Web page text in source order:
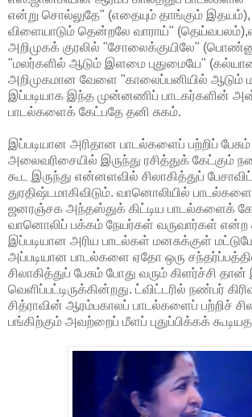
என்று சொல்லுதே" (எதையும் தாங்கும் இதயம்),
விளையாடும் தென்றலே வாராய்"
அறிமுகக் குரலில் "சோலைக்குயிலே" (பொண்ணு
"மலர்களில் ஆடும் இளமை புதுமையே"
அறிமுகமான வேளை "காலைப்பனியில் ஆடும்
இப்படியாக இந்த முன்னணிப் பாடகர்களின்
பாடல்களைக் கேட்பதே தனி சுகம்.
இப்படியான அரிதான பாடல்களைப் பற்றிப்
அலைவரிசையில் இருந்து ரசித்துக்
கூட இருந்து என்னளவில் சிலாகித்துப்
துரதிஷ்டமாகிவிடும். வானொலியில் பாடல்களை
ஜனரஞ்சக அந்தஸ்துக் கிட்டிய பாடல்களைக்
வானொலிப் பக்கம் நேயர்கள் வருவார்கள்
இப்படியான அரிய பாடல்கள் மனசுக்குள் மட்டுமே
அப்படியான பாடல்களை ஏதோ ஒரு
சிலாகித்துப் பேசும் போது வரும் கிளர்ச்சி
வெளிப்பட்டிருக்கின்றது. ட்விட்டரில் நண்பர்
சித்ராவின் ஆரம்பகாலப் பாடல்களைப் பற்றிச்
பங்கிற்கும் அவற்றைப் மீளப் புதுப்பிக்கக்